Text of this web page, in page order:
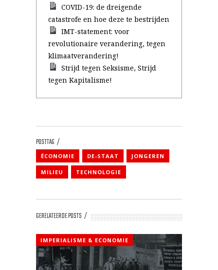
COVID-19: de dreigende
catastrofe en hoe deze te bestrijden
IMT-statement: voor
revolutionaire verandering, tegen
klimaatverandering!
Strijd tegen Seksisme, Strijd
tegen Kapitalisme!
POSTTAG
ÉCONOMIE DE-STAAT JONGEREN
MILIEU TECHNOLOGIE
GERELATEERDE POSTS
IMPERIALISME & ECONOMIE